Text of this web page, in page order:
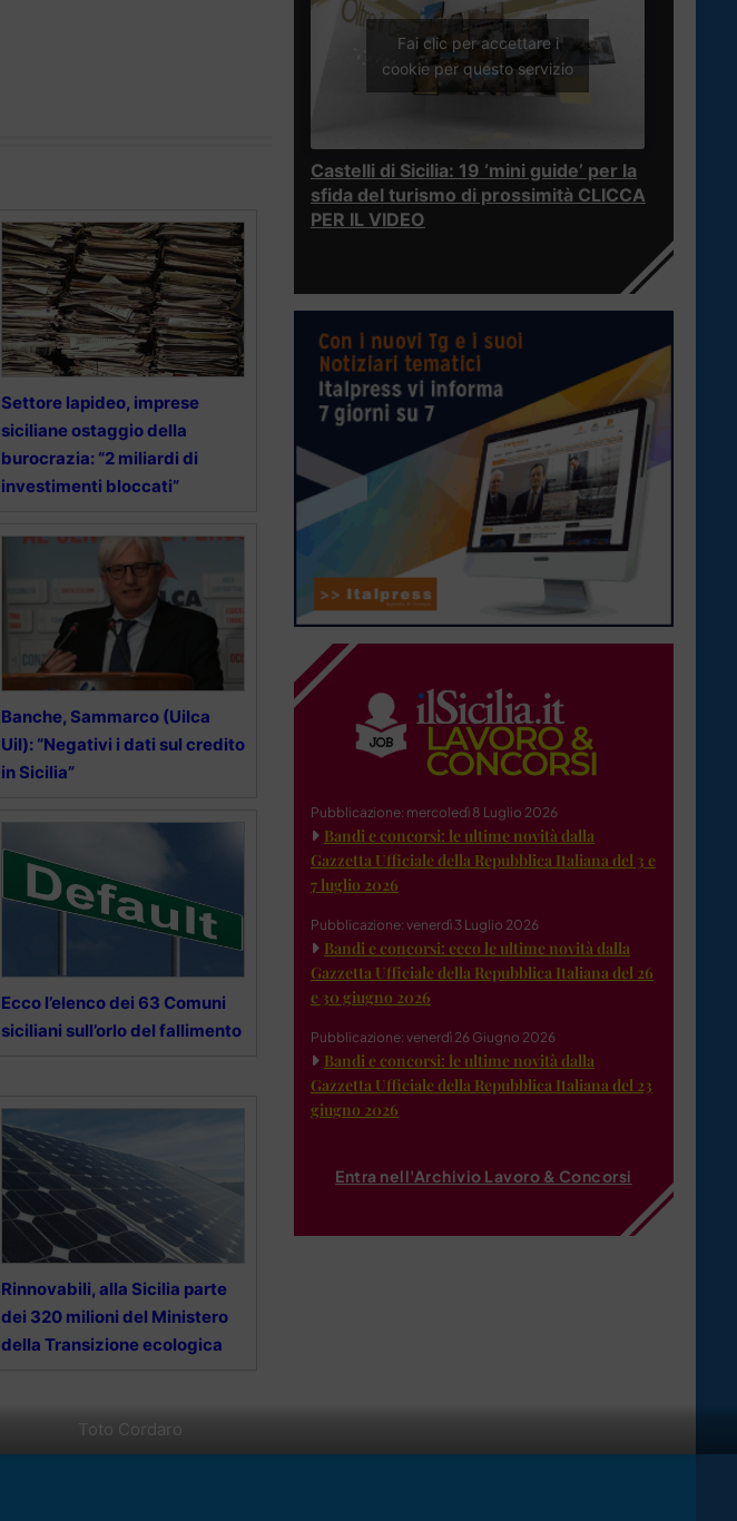
Toto Cordaro
Settore lapideo, imprese
siciliane ostaggio della
burocrazia: “2 miliardi di
investimenti bloccati”
Banche, Sammarco (Uilca
Uil): “Negativi i dati sul credito
in Sicilia”
Ecco l’elenco dei 63 Comuni
siciliani sull’orlo del fallimento
Rinnovabili, alla Sicilia parte
dei 320 milioni del Ministero
della Transizione ecologica
Fai clic per accettare i
cookie per questo servizio
Castelli di Sicilia: 19 ‘mini guide’ per la
sfida del turismo di prossimità CLICCA
PER IL VIDEO
Pubblicazione: mercoledì 8 Luglio 2026
Bandi e concorsi: le ultime novità dalla
Gazzetta Ufficiale della Repubblica Italiana del 3 e
7 luglio 2026
Pubblicazione: venerdì 3 Luglio 2026
Bandi e concorsi: ecco le ultime novità dalla
Gazzetta Ufficiale della Repubblica Italiana del 26
e 30 giugno 2026
Pubblicazione: venerdì 26 Giugno 2026
Bandi e concorsi: le ultime novità dalla
Gazzetta Ufficiale della Repubblica Italiana del 23
giugno 2026
Entra nell'Archivio Lavoro & Concorsi